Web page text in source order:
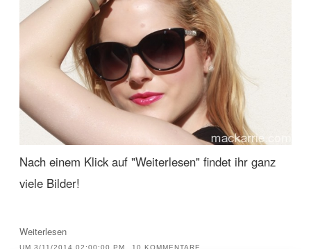
Nach einem Klick auf "Weiterlesen" findet ihr ganz
viele Bilder!
Weiterlesen
UM 3/11/2014 02:00:00 PM 10 KOMMENTARE